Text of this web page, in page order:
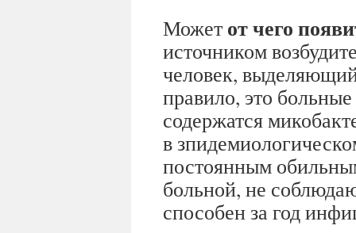
Может от чего
источником
человек,
правило, это
содержатся
в
постоянным
больной, не
способен за год